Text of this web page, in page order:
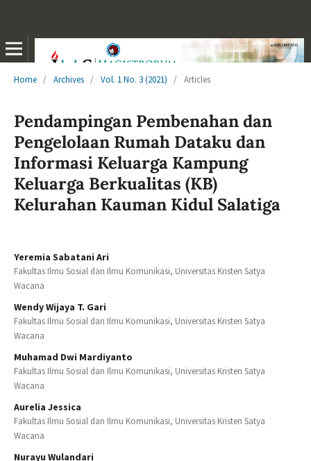
Home / Archives / Vol. 1 No. 3 (2021) / Articles
Pendampingan Pembenahan dan
Pengelolaan Rumah Dataku dan
Informasi Keluarga Kampung
Keluarga Berkualitas (KB)
Kelurahan Kauman Kidul Salatiga
Yeremia Sabatani Ari
Fakultas Ilmu Sosial dan Ilmu Komunikasi, Universitas Kristen Satya
Wacana
Wendy Wijaya T. Gari
Fakultas Ilmu Sosial dan Ilmu Komunikasi, Universitas Kristen Satya
Wacana
Muhamad Dwi Mardiyanto
Fakultas Ilmu Sosial dan Ilmu Komunikasi, Universitas Kristen Satya
Wacana
Aurelia Jessica
Fakultas Ilmu Sosial dan Ilmu Komunikasi, Universitas Kristen Satya
Wacana
Nurayu Wulandari